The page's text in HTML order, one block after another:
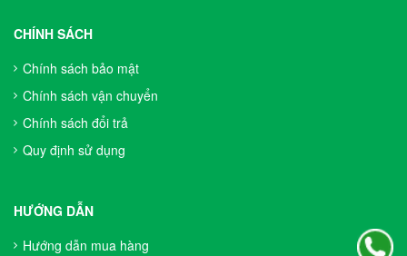
CHÍNH SÁCH
Chính sách bảo mật
Chính sách vận chuyển
Chính sách đổi trả
Quy định sử dụng
HƯỚNG DẪN
Hướng dẫn mua hàng